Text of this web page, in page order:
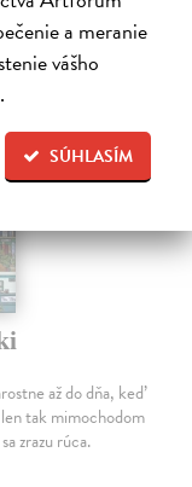
a meranie
vášho
SÚHLASÍM
na sklade
až do dňa, keď
tak mimochodom
zrazu rúca.